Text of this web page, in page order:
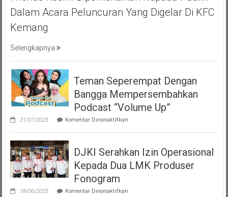
Dalam Acara Peluncuran Yang Digelar Di KFC
Kemang
Selengkapnya
Teman Seperempat Dengan
Bangga Mempersembahkan
Podcast “Volume Up”
21/07/2025 Komentar Dinonaktifkan
Seperempat
Bangga
Mempersembahkan
Podcast
DJKI Serahkan Izin Operasional
Kepada Dua LMK Produser
Fonogram
18/06/2025 Komentar Dinonaktifkan